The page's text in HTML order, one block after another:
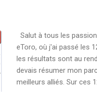
Salut à tous les
eToro, où j'ai passé les
les résultats sont au
devais résumer mon
meilleurs alliés. Sur ces